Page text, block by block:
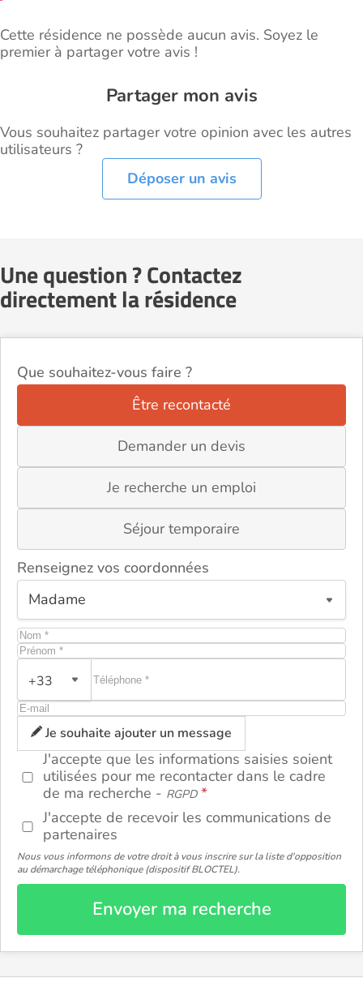
Cette résidence ne possède aucun avis. Soyez le
premier à partager votre avis !
Partager mon avis
Vous souhaitez partager votre opinion avec les autres
utilisateurs ?
Déposer un avis
Une question ? Contactez
directement la résidence
Que souhaitez-vous faire ?
Être recontacté
Demander un devis
Je recherche un emploi
Séjour temporaire
Renseignez vos coordonnées
+33
Je souhaite ajouter un message
J'accepte que les informations saisies soient
utilisées pour me recontacter dans le cadre
de ma recherche - RGPD
J'accepte de recevoir les communications de
partenaires
Nous vous informons de votre droit à vous inscrire sur la liste d'opposition
au démarchage téléphonique (dispositif BLOCTEL).
Envoyer ma recherche
ou